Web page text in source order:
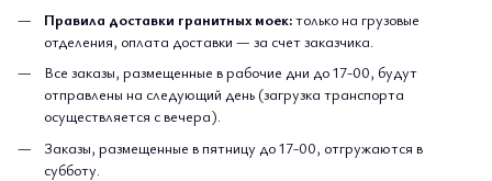
Правила доставки гранитных моек:только на грузовые
отделения, оплата доставки — за счет заказчика.
Все заказы, размещенные в рабочие дни до 17-00, будут
отправлены на следующий день (загрузка транспорта
осуществляется с вечера).
Заказы, размещенные в пятницу до 17-00, отгружаются в
субботу.